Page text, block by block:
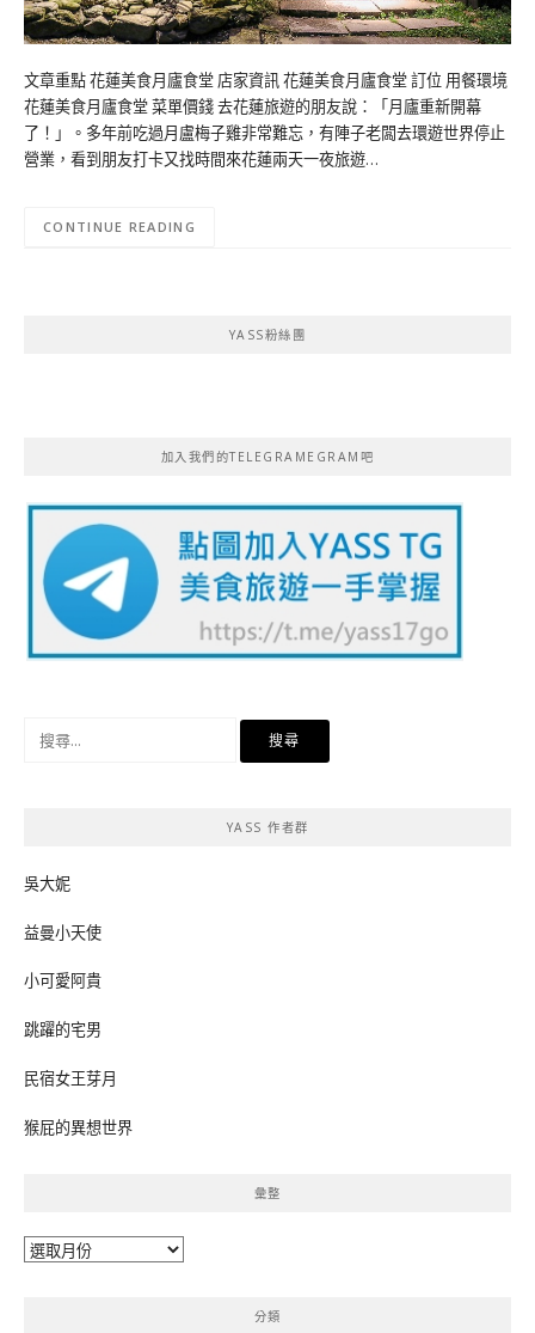
文章重點 花蓮美食月廬食堂 店家資訊 花蓮美食月廬食堂 訂位 用餐環境
花蓮美食月廬食堂 菜單價錢 去花蓮旅遊的朋友說：「月廬重新開幕
了！」。多年前吃過月盧梅子雞非常難忘，有陣子老闆去環遊世界停止
營業，看到朋友打卡又找時間來花蓮兩天一夜旅遊…
CONTINUE READING
YASS粉絲團
加入我們的TELEGRAMEGRAM吧
YASS 作者群
吳大妮
益曼小天使
小可愛阿貴
跳躍的宅男
民宿女王芽月
猴屁的異想世界
彙整
彙
分類